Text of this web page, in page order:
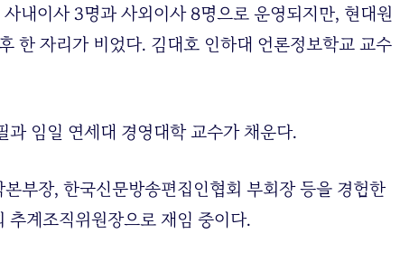
내이사 3명과 사외이사 8명으로 운영되지만, 현대원
한 자리가 비었다. 김대호 인하대 언론정보학교 교수
임일 연세대 경영대학 교수가 채운다.
부장, 한국신문방송편집인협회 부회장 등을 경험한
계조직위원장으로 재임 중이다.